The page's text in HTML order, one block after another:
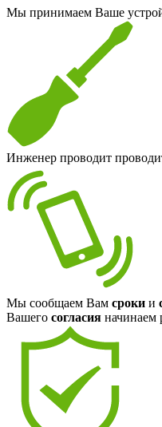
Мы принимаем Ваше
Инженер проводит
Мы сообщаем Вам сроки и
Вашего согласия начинаем